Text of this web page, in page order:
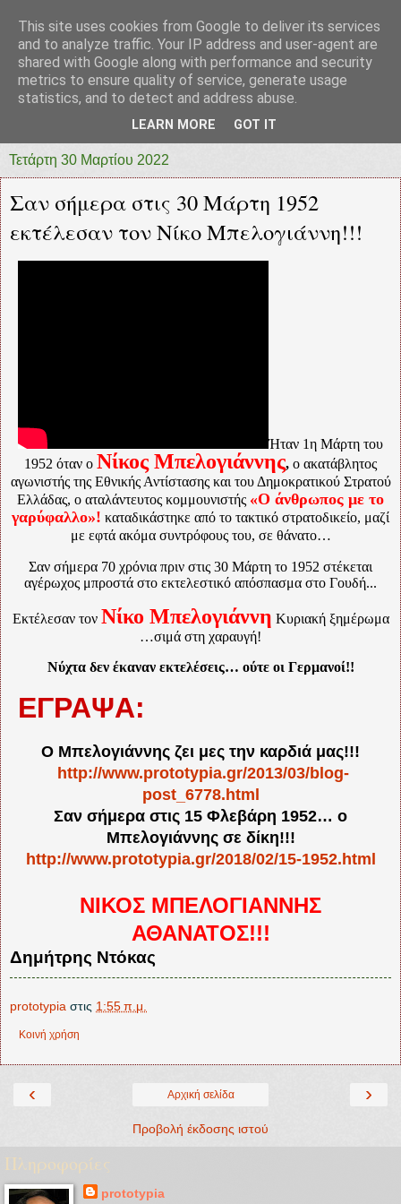
prototypia
"ΠΡΩΤΟΤΥΠΙΑ" * ΑΝΕΞΑΡΤΗΤΗ-ΗΛΕΚΤΡΟΝΙΚΗ-
Τετάρτη 30 Μαρτίου 2022
Σαν σήμερα στις 30 Μάρτη 1952
εκτέλεσαν τον Νίκο Μπελογιάννη!!!
Ήταν 1η Μάρτη του
1952 όταν ο Νίκος Μπελογιάννης, ο ακατάβλητος
αγωνιστής της Εθνικής Αντίστασης και του Δημοκρατικού Στρατού
Ελλάδας, ο αταλάντευτος κομμουνιστής «Ο άνθρωπος με το
γαρύφαλλο»! καταδικάστηκε από το τακτικό στρατοδικείο, μαζί
με εφτά ακόμα συντρόφους του, σε θάνατο…
Σαν σήμερα 70 χρόνια πριν στις 30 Μάρτη το 1952 στέκεται
αγέρωχος μπροστά στο εκτελεστικό απόσπασμα στο Γουδή...
Εκτέλεσαν τον Νίκο Μπελογιάννη Κυριακή ξημέρωμα
…σιμά στη χαραυγή!
Νύχτα δεν έκαναν εκτελέσεις… ούτε οι Γερμανοί!!
ΕΓΡΑΨΑ:
Ο Μπελογιάννης ζει μες την καρδιά μας!!!
http://www.prototypia.gr/2013/03/blog-
post_6778.html
Σαν σήμερα στις 15 Φλεβάρη 1952… ο
Μπελογιάννης σε δίκη!!!
http://www.prototypia.gr/2018/02/15-1952.html
ΝΙΚΟΣ ΜΠΕΛΟΓΙΑΝΝΗΣ
ΑΘΑΝΑΤΟΣ!!!
Δημήτρης Ντόκας
prototypia στις 1:55 π.μ.
Κοινή χρήση
‹ ›
Αρχική σελίδα
Προβολή έκδοσης ιστού
Πληροφορίες
prototypia
This site uses cookies from Google to deliver its services
and to analyze traffic. Your IP address and user-agent are
shared with Google along with performance and security
metrics to ensure quality of service, generate usage
statistics, and to detect and address abuse.
LEARN MORE GOT IT